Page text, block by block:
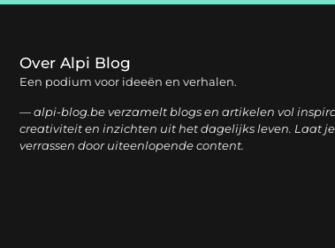
Over Alpi Blog
Een podium voor ideeën en verhalen.
— alpi-blog.be verzamelt blogs en artikelen vol
creativiteit en inzichten uit het dagelijks leven. Laat je
verrassen door uiteenlopende content.